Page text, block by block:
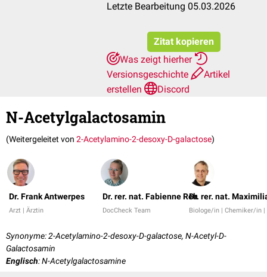
Letzte Bearbeitung 05.03.2026
Zitat kopieren
Was zeigt hierher
Versionsgeschichte
Artikel
erstellen
Discord
N-Acetylgalactosamin
(Weitergeleitet von 2-Acetylamino-2-desoxy-D-galactose)
Dr. Frank Antwerpes
Arzt | Ärztin
Dr. rer. nat. Fabienne Reh
DocCheck Team
Dr. rer. nat.
Biologe/in | Chemiker/in
Synonyme: 2-Acetylamino-2-desoxy-D-galactose, N-Acetyl-D-
Galactosamin
Englisch: N-Acetylgalactosamine